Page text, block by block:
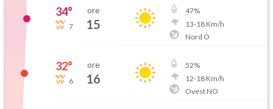
34°
7
ore
15
47%
13-18Km/h
Nord O
32°
6
ore
16
52%
12-18Km/h
Ovest NO